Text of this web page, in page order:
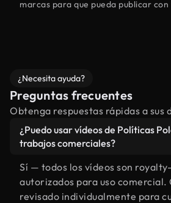
marcas para que pueda publicar
¿Necesita ayuda?
Preguntas frecuentes
Obtenga respuestas rápidas a sus
¿Puedo usar vídeos de Políticas
trabajos comerciales?
Sí — todos los vídeos son
autorizados para uso comercial.
revisado individualmente para